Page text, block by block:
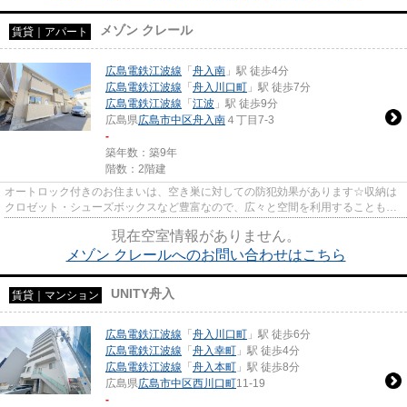
賃貸｜アパート メゾン クレール
広島電鉄江波線 「 舟入南 」駅 徒歩4分
広島電鉄江波線 「 舟入川口町 」駅 徒歩7分
広島電鉄江波線 「 江波 」駅 徒歩9分
広島県広島市中区舟入南 ４丁目7-3
-
築年数：築9年
階数：2階建
オートロック付きのお住まいは、空き巣に対しての防犯効果があります☆収納は
クロゼット・シューズボックスなど豊富なので、広々と空間を利用することも可
現在空室情報がありません。
メゾン クレールへのお問い合わせはこちら
賃貸｜マンション UNITY舟入
広島電鉄江波線 「 舟入川口町 」駅 徒歩6分
広島電鉄江波線 「 舟入幸町 」駅 徒歩4分
広島電鉄江波線 「 舟入本町 」駅 徒歩8分
広島県広島市中区西川口町11-19
-